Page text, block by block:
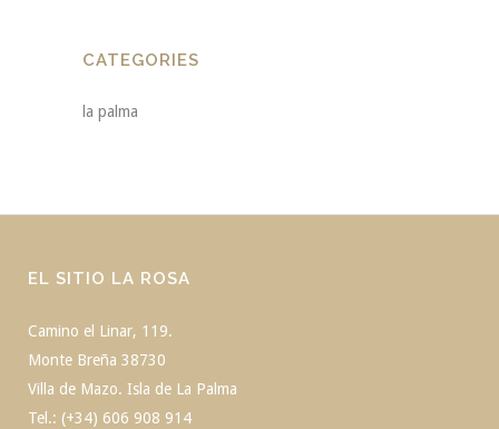
CATEGORIES
la palma
EL SITIO LA ROSA
Camino el Linar, 119.
Monte Breña 38730
Villa de Mazo. Isla de La Palma
Tel.: (+34) 606 908 914